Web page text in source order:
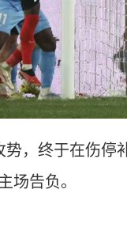
终于在伤停
场告负。